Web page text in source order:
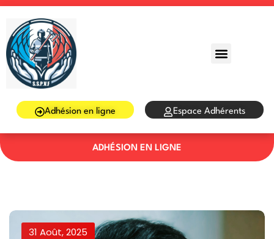
Adhésion en ligne Espace Adhérents
ADHÉSION EN LIGNE
31 Août, 2025
Don’t have an account?
Remember me Lost your password?